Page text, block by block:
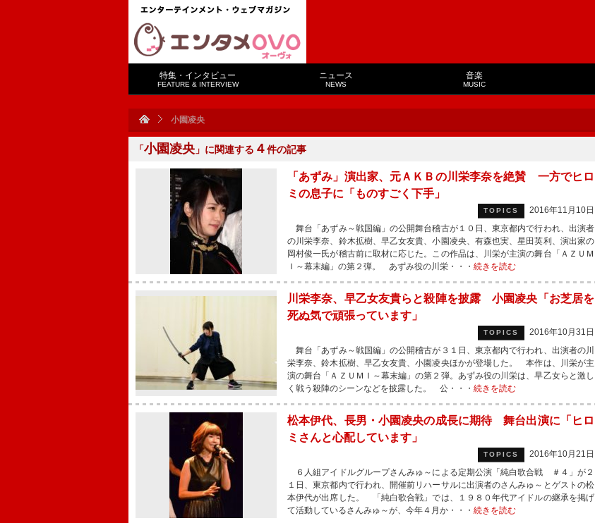
特集・インタビュー
FEATURE & INTERVIEW
ニュース
NEWS
音楽
MUSIC
小園凌央
「小園凌央 」に関連する ４件の記事
「あずみ」演出家、元ＡＫＢの川栄李奈を絶賛 一方でヒロ
ミの息子に「ものすごく下手」
TOPICS
2016年11月10日
舞台「あずみ～戦国編」の公開舞台稽古が１０日、東京都内で行われ、出演者
の川栄李奈、鈴木拡樹、早乙女友貴、小園凌央、有森也実、星田英利、演出家の
岡村俊一氏が稽古前に取材に応じた。この作品は、川栄が主演の舞台「ＡＺＵＭ
Ｉ～幕末編」の第２弾。 あずみ役の川栄・・・ 続きを読む
川栄李奈、早乙女友貴らと殺陣を披露 小園凌央「お芝居を
死ぬ気で頑張っています」
TOPICS
2016年10月31日
舞台「あずみ～戦国編」の公開稽古が３１日、東京都内で行われ、出演者の川
栄李奈、鈴木拡樹、早乙女友貴、小園凌央ほかが登場した。 本作は、川栄が主
演の舞台「ＡＺＵＭＩ～幕末編」の第２弾。あずみ役の川栄は、早乙女らと激し
く戦う殺陣のシーンなどを披露した。 公・・・ 続きを読む
松本伊代、長男・小園凌央の成長に期待 舞台出演に「ヒロ
ミさんと心配しています」
TOPICS
2016年10月21日
６人組アイドルグループさんみゅ～による定期公演「純白歌合戦 ＃４」が２
１日、東京都内で行われ、開催前リハーサルに出演者のさんみゅ～とゲストの松
本伊代が出席した。 「純白歌合戦」では、１９８０年代アイドルの継承を掲げ
て活動しているさんみゅ～が、今年４月か・・・ 続きを読む